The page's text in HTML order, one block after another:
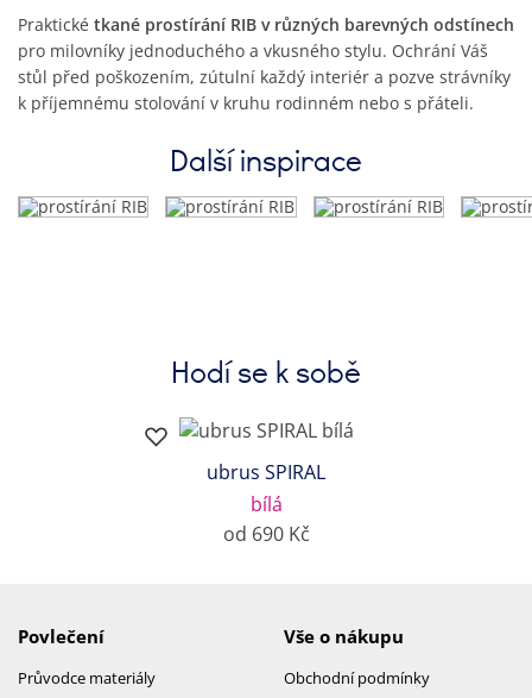
Praktické tkané prostírání RIB v různých barevných odstínech
pro milovníky jednoduchého a vkusného stylu. Ochrání Váš
stůl před poškozením, zútulní každý interiér a pozve strávníky
k příjemnému stolování v kruhu rodinném nebo s přáteli.
Další inspirace
Hodí se k sobě
ubrus SPIRAL
bílá
od 690 Kč
Povlečení
Průvodce materiály
Vše o nákupu
Obchodní podmínky